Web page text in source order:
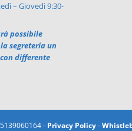
– Giovedì 9:30-
possibile
segreteria un
differente
- Privacy Policy-